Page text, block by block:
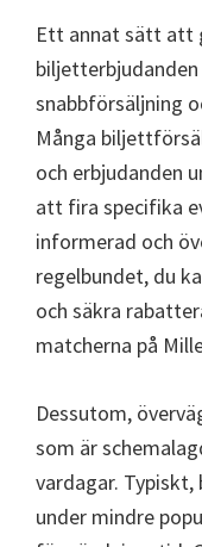
Ett annat sätt att
snabbförsäljning
Många
och erbjudanden
att fira specifika
informerad och
regelbundet, du
och säkra
matcherna på
Dessutom,
som är
vardagar.
under mindre